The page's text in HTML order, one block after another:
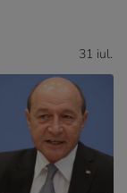
31 iul.